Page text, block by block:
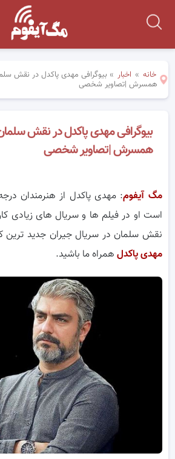
خانه » اخبار » بیوگرافی مهدی پاکدل در نقش
همسرش |تصاویر شخصی
بیوگرافی مهدی پاکدل در نقش
همسرش |تصاویر شخصی
مگ آیفوم: مهدی پاکدل از هنرمندان
است او در فیلم ها و سریال های زیادی
نقش سلمان در سریال جیران جدید ترین
مهدی پاکدل همراه ما باشید.